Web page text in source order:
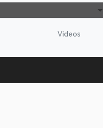
Videos